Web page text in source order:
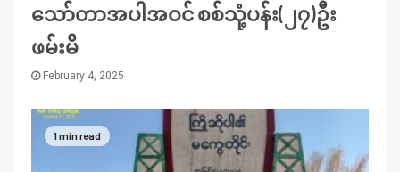
သော်တာအပါအဝင် စစ်သုံ့ပန်း(၂၇)ဦး
ဖမ်းမိ
February 4, 2025
1 min read